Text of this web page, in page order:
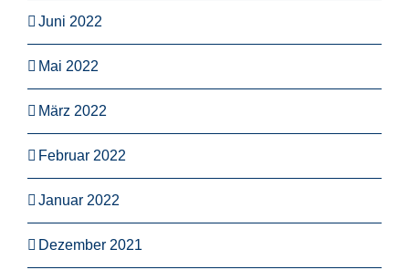
Juni 2022
Mai 2022
März 2022
Februar 2022
Januar 2022
Dezember 2021